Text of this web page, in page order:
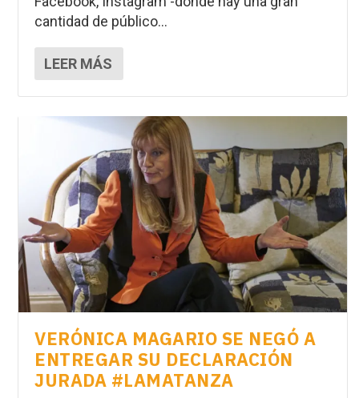
cantidad de público...
LEER MÁS
VERÓNICA MAGARIO SE NEGÓ A
ENTREGAR SU DECLARACIÓN
JURADA #LAMATANZA